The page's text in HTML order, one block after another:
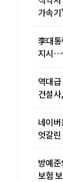
가속
李대통
지시…
역대
건설
네이
엇갈
방예
보험